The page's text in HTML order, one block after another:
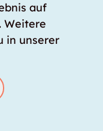
auf
Weitere
in unserer